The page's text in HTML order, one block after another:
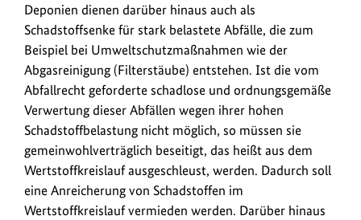
Deponien dienen darüber hinaus auch als
Schadstoffsenke für stark belastete Abfälle, die zum
Beispiel bei Umweltschutzmaßnahmen wie der
Abgasreinigung (Filterstäube) entstehen. Ist die vom
Abfallrecht geforderte schadlose und ordnungsgemäße
Verwertung dieser Abfällen wegen ihrer hohen
Schadstoffbelastung nicht möglich, so müssen sie
gemeinwohlverträglich beseitigt, das heißt aus dem
Wertstoffkreislauf ausgeschleust, werden. Dadurch soll
eine Anreicherung von Schadstoffen im
Wertstoffkreislauf vermieden werden. Darüber hinaus